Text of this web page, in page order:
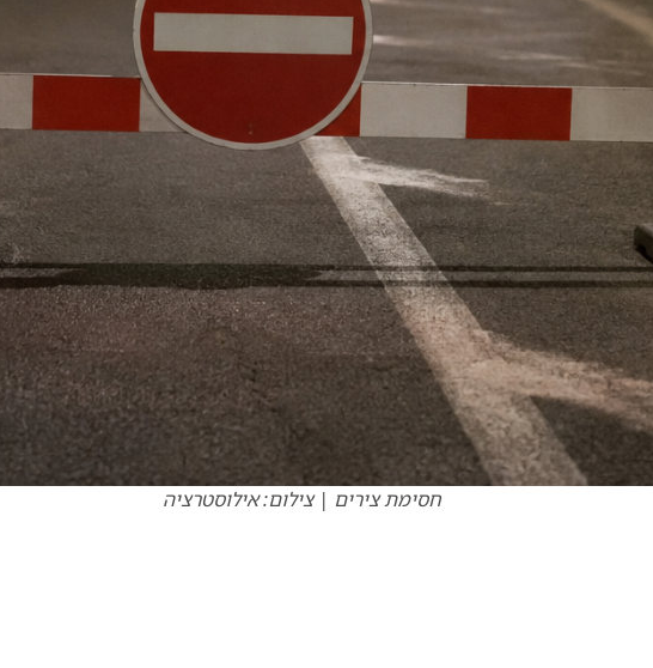
חסימת צירים | צילום: אילוסטרציה